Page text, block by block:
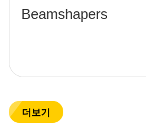
Beamshapers
더보기